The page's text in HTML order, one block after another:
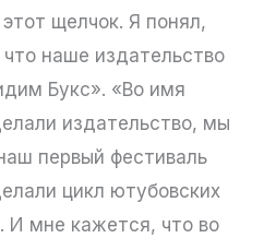
щелчок. Я понял,
наше издательство
Букс». «Во имя
издательство, мы
первый фестиваль
цикл ютубовских
И мне кажется, что во